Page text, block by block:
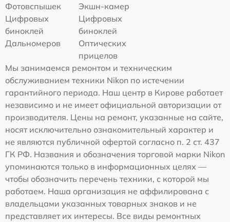
Фотовспышек
Экшн-камер
Цифровых
биноклей
Цифровых
биноклей
Дальномеров
Оптических
прицелов
Мы занимаемся ремонтом и техническим
обслуживанием техники Nikon по истечении
гарантийного периода. Наш центр в Кирове работает
независимо и не имеет официальной авторизации от
производителя. Цены на ремонт, указанные на сайте,
носят исключительно ознакомительный характер и
не являются публичной офертой согласно п. 2 ст. 437
ГК РФ. Названия и обозначения торговой марки Nikon
упоминаются только в информационных целях —
чтобы обозначить перечень техники, с которой мы
работаем. Наша организация не аффилирована с
владельцами указанных товарных знаков и не
представляет их интересы. Все виды ремонтных